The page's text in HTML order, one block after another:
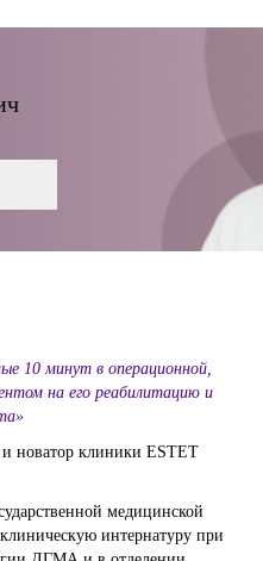
10 минут в операционной,
на его реабилитацию и
новатор клиники ESTET
медицинской
интернатуру при